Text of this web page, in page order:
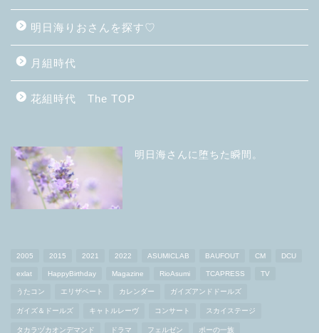
明日海りおさんを探す♡
月組時代
花組時代 The TOP
明日海さんに堕ちた瞬間。
2005 2015 2021 2022 ASUMICLAB BAUFOUT CM DCU
exlat HappyBirthday Magazine RioAsumi TCAPRESS TV
うたコン エリザベート カレンダー ガイズアンドドールズ
ガイズ＆ドールズ キャトルレーヴ コンサート スカイステージ
タカラヅカオンデマンド ドラマ フェルゼン ポーの一族